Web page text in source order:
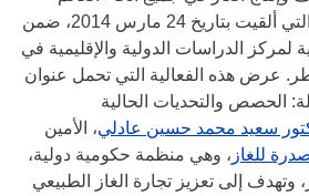
محور المحاضرة العامة التي ألقيت بتاريخ 24 مارس 2014، ضمن
لمركز الدراسات الدولية والإقليمية في
عرض هذه الفعالية التي تحمل عنوان
الحصص والتحديات الحالية
سعيد محمد حسين عادلي، الأمين
للغاز ، وهي منظمة حكومية دولية،
إلى تعزيز تجارة الغاز الطبيعي